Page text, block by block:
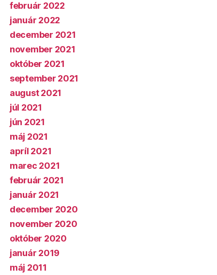
február 2022
január 2022
december 2021
november 2021
október 2021
september 2021
august 2021
júl 2021
jún 2021
máj 2021
apríl 2021
marec 2021
február 2021
január 2021
december 2020
november 2020
október 2020
január 2019
máj 2011